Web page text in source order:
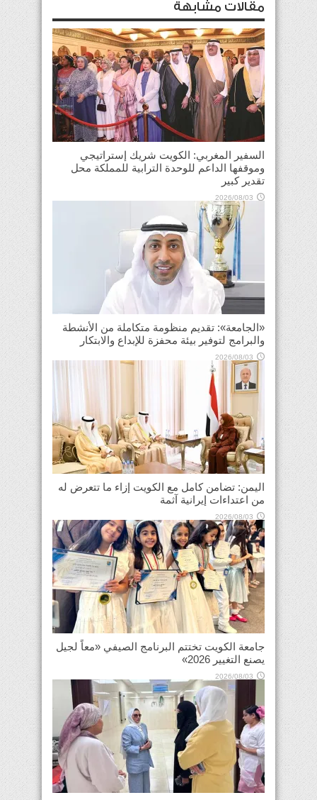
مقالات مشابهة
السفير المغربي: الكويت شريك إستراتيجي
وموقفها الداعم للوحدة الترابية للمملكة محل
تقدير كبير
2026/08/03
«الجامعة»: تقديم منظومة متكاملة من الأنشطة
والبرامج لتوفير بيئة محفزة للإبداع والابتكار
2026/08/03
اليمن: تضامن كامل مع الكويت إزاء ما تتعرض له
من اعتداءات إيرانية آثمة
2026/08/03
جامعة الكويت تختتم البرنامج الصيفي «معاً لجيل
يصنع التغيير 2026»
2026/08/03